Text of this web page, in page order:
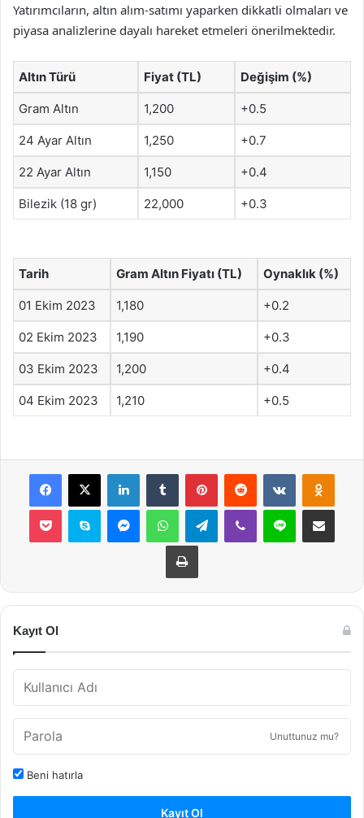
Yatırımcıların, altın alım-satımı yaparken dikkatli olmaları ve
piyasa analizlerine dayalı hareket etmeleri önerilmektedir.
Altın Türü Fiyat (TL) Değişim (%)
Gram Altın 1,200 +0.5
24 Ayar Altın 1,250 +0.7
22 Ayar Altın 1,150 +0.4
Bilezik (18 gr) 22,000 +0.3
Tarih Gram Altın Fiyatı (TL) Oynaklık (%)
01 Ekim 2023 1,180 +0.2
02 Ekim 2023 1,190 +0.3
03 Ekim 2023 1,200 +0.4
04 Ekim 2023 1,210 +0.5
Facebook
X LinkedInTumblr PinterestReddit VKontakte
Pocket Skype MessengerWhatsAppTelegramViber Line E-Posta ile
Yazdır
Kayıt Ol
Unuttunuz mu?
Beni hatırla
Kayıt Ol